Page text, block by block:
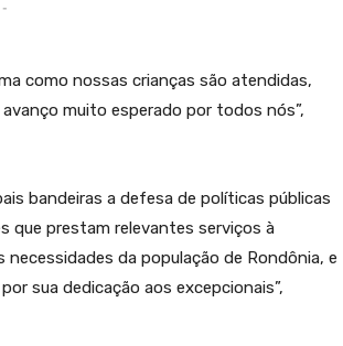
-
como nossas crianças são atendidas,
muito esperado por todos nós”,
bandeiras a defesa de políticas públicas
que prestam relevantes serviços à
da população de Rondônia, e
sua dedicação aos excepcionais”,